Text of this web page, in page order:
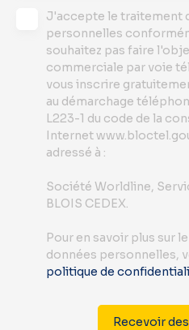
J'accepte le traitement
personnelles
souhaitez pas faire
commerciale par voie
vous inscrire
au démarchage
L223-1 du code de la
Internet
adressé à :
Société Worldline,
BLOIS CEDEX.
Pour en savoir plus sur
données personnelles,
politique de
Recevoir